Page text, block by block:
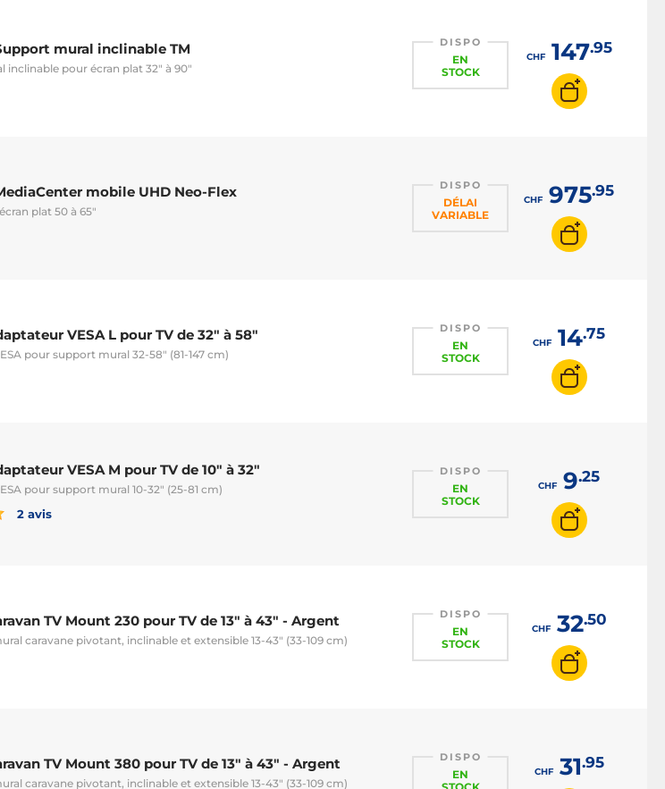
mural inclinable TM
inclinable pour écran plat 32" à 90"
DISPO
EN
STOCK
CHF147.95
mobile UHD Neo-Flex
plat 50 à 65"
DISPO
DÉLAI
VARIABLE
CHF975.95
VESA L pour TV de 32" à 58"
pour support mural 32-58" (81-147 cm)
DISPO
EN
STOCK
CHF14.75
VESA M pour TV de 10" à 32"
pour support mural 10-32" (25-81 cm)
2 avis
DISPO
EN
STOCK
CHF9.25
TV Mount 230 pour TV de 13" à 43" - Argent
caravane pivotant, inclinable et extensible 13-43" (33-109 cm)
DISPO
EN
STOCK
CHF32.50
TV Mount 380 pour TV de 13" à 43" - Argent
caravane pivotant, inclinable et extensible 13-43" (33-109 cm)
DISPO
EN
CHF31.95